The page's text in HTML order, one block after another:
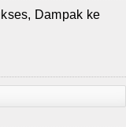
Dampak ke